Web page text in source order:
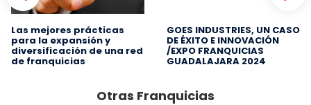
Las mejores prácticas
para la expansión y
diversificación de una red
de franquicias
GOES INDUSTRIES, UN CASO
DE ÉXITO E INNOVACIÓN
/EXPO FRANQUICIAS
GUADALAJARA 2024
Otras Franquicias